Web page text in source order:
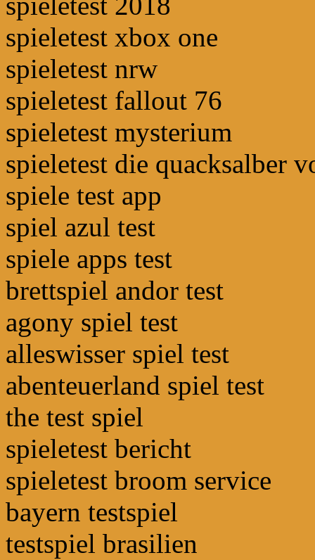
spieletest xbox one
spieletest nrw
spieletest fallout 76
spieletest mysterium
spieletest die quacksalber
spiele test app
spiel azul test
spiele apps test
brettspiel andor test
agony spiel test
alleswisser spiel test
abenteuerland spiel test
the test spiel
spieletest bericht
spieletest broom service
bayern testspiel
testspiel brasilien